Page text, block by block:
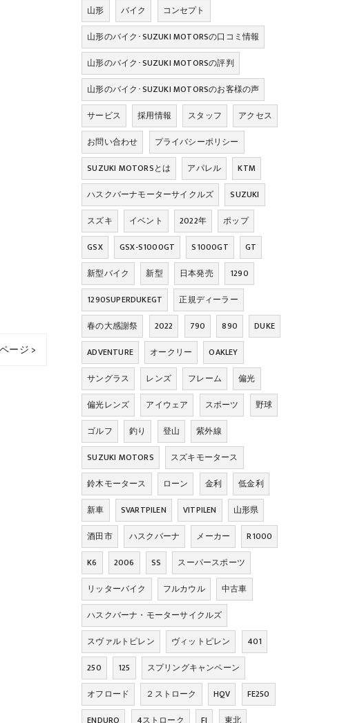
ージ >
山形 バイク
コンセプト
山形のバイク･SUZUKI MOTORSの口コミ情報
山形のバイク･SUZUKI MOTORSの評判
山形のバイク･SUZUKI MOTORSのお客様の声
サービス
採用情報 スタッフ
アクセス
お問い合わせ
プライバシーポリシー
SUZUKI MOTORSとは
アパレル
KTM
ハスクバーナモーターサイクルズ
SUZUKI
スズキ
イベント 2022年
ポップ
GSX
GSX-S1000GT S1000GT
GT
新型バイク
新型 日本発売
1290
1290SUPERDUKEGT
正規ディーラー
春の大感謝祭
2022 790 890
DUKE
ADVENTURE
オークリー
OAKLEY
サングラス
レンズ フレーム
偏光
偏光レンズ
アイウェア スポーツ
野球
ゴルフ
釣り 登山
紫外線
SUZUKI MOTORS
スズキモータース
鈴木モータース
ローン 金利
低金利
新車
SVARTPILEN VITPILEN
山形県
酒田市
ハスクバーナ メーカー
R1000
K6
2006 SS
スーパースポーツ
リッターバイク
フルカウル
中古車
ハスクバーナ・モーターサイクルズ
スヴァルトピレン
ヴィットピレン
401
250
125
スプリングキャンペーン
オフロード
２ストローク HQV
FE250
ENDURO
4ストローク FI
東北